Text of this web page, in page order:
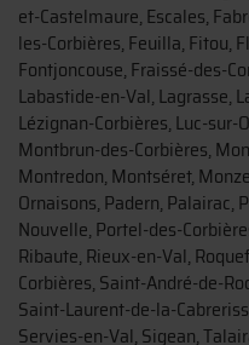
et-Castelmaure, Escales,
les-Corbières, Feuilla, Fitou,
Fontjoncouse, Fraissé-des-
Labastide-en-Val, Lagrasse,
Lézignan-Corbières, Luc-
Montbrun-des-Corbières,
Montredon, Montséret,
Ornaisons, Padern, Palairac,
Nouvelle, Portel-des-
Ribaute, Rieux-en-Val,
Corbières, Saint-André-de-
Saint-Laurent-de-la-
Servies-en-Val, Sigean,